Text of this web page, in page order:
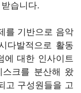
습니다.
를 기반으로 음악
다발적으로 활동
에 대한 인사이트
크를 분산해 왔
고 구성원들을 고